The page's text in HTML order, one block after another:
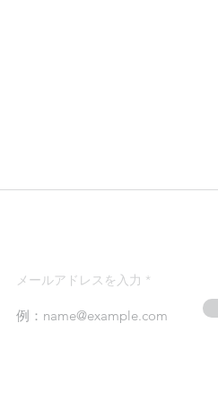
メールアドレスを入力